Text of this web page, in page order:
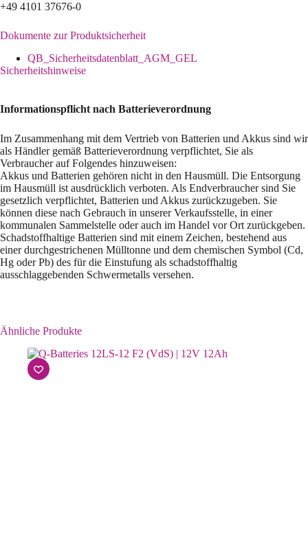
+49 4101 37676-0
Dokumente zur Produktsicherheit
QB_Sicherheitsdatenblatt_AGM_GEL
Sicherheitshinweise
Informationspflicht nach Batterieverordnung
Im Zusammenhang mit dem Vertrieb von Batterien und Akkus sind wir
als Händler gemäß Batterieverordnung verpflichtet, Sie als
Verbraucher auf Folgendes hinzuweisen:
Akkus und Batterien gehören nicht in den Hausmüll. Die Entsorgung
im Hausmüll ist ausdrücklich verboten. Als Endverbraucher sind Sie
gesetzlich verpflichtet, Batterien und Akkus zurückzugeben. Sie
können diese nach Gebrauch in unserer Verkaufsstelle, in einer
kommunalen Sammelstelle oder auch im Handel vor Ort zurückgeben.
Schadstoffhaltige Batterien sind mit einem Zeichen, bestehend aus
einer durchgestrichenen Mülltonne und dem chemischen Symbol (Cd,
Hg oder Pb) des für die Einstufung als schadstoffhaltig
ausschlaggebenden Schwermetalls versehen.
Ähnliche Produkte